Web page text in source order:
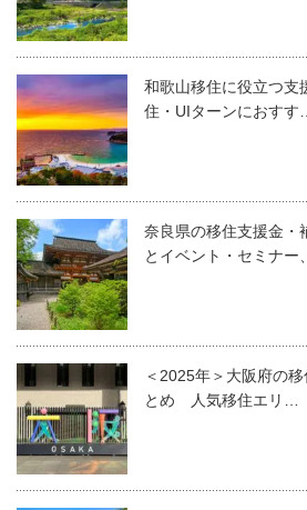
和歌山移住に役立つ
住・UIターンにおすす…
奈良県の移住支援金・
とイベント・セミナー
＜2025年＞大阪府の
とめ 人気移住エリ…